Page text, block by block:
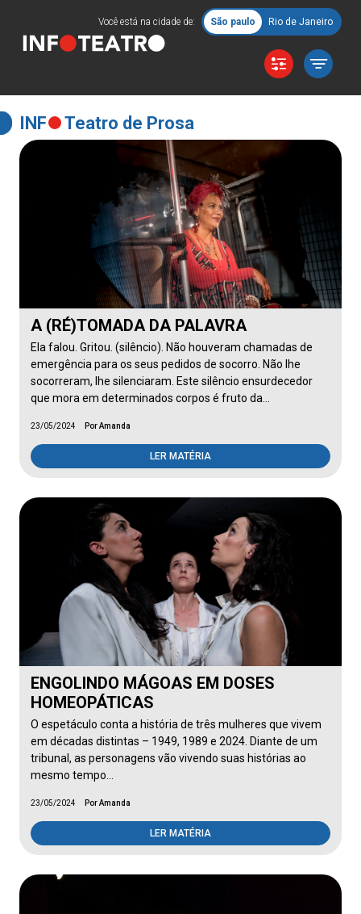
Você está na cidade de: São paulo Rio de Janeiro
INF Teatro de Prosa
A (RÉ)TOMADA DA PALAVRA
Ela falou. Gritou. (silêncio). Não houveram chamadas de
emergência para os seus pedidos de socorro. Não lhe
socorreram, lhe silenciaram. Este silêncio ensurdecedor
que mora em determinados corpos é fruto da…
23/05/2024 Por Amanda
LER MATÉRIA
ENGOLINDO MÁGOAS EM DOSES
HOMEOPÁTICAS
O espetáculo conta a história de três mulheres que vivem
em décadas distintas – 1949, 1989 e 2024. Diante de um
tribunal, as personagens vão vivendo suas histórias ao
mesmo tempo…
23/05/2024 Por Amanda
LER MATÉRIA